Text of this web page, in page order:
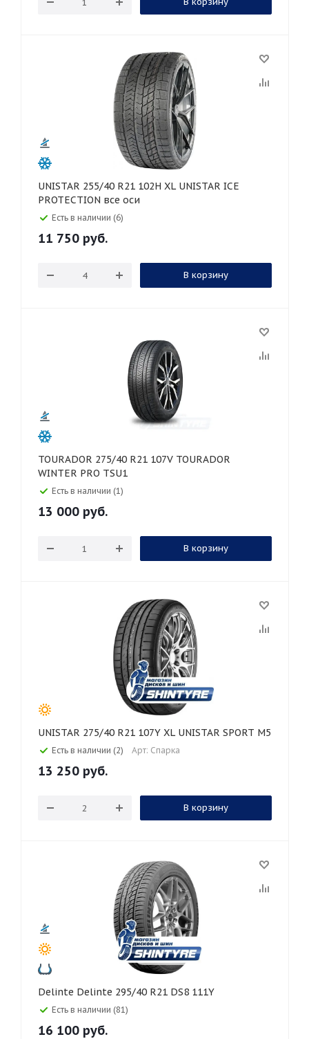
UNISTAR 255/40 R21 102H XL UNISTAR ICE
PROTECTION все оси
Есть в наличии (6)
11 750 руб.
В корзину
TOURADOR 275/40 R21 107V TOURADOR
WINTER PRO TSU1
Есть в наличии (1)
13 000 руб.
В корзину
UNISTAR 275/40 R21 107Y XL UNISTAR SPORT M5
Есть в наличии (2) Арт: Спарка
13 250 руб.
В корзину
Delinte Delinte 295/40 R21 DS8 111Y
Есть в наличии (81)
16 100 руб.